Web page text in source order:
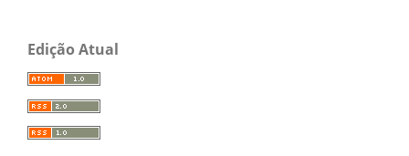
Edição Atual